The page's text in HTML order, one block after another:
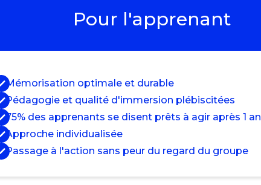
Pour l'apprenant
Mémorisation optimale et durable
Pédagogie et qualité d'immersion plébiscitées
75% des apprenants se disent prêts à agir après 1 an
Approche individualisée
Passage à l'action sans peur du regard du groupe